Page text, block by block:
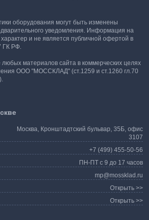
оборудования могут быть изменены
уведомления. Информация на
и не является публичной офертой в
ГК РФ.
материалов сайта в коммерческих целях
ООО "МОССКЛАД" (ст.1259 и ст.1260 гл.70
Москва, Кронштадтский бульвар, 35Б, офис
3107
+7 (499) 455-50-56
ПН-ПТ с 9 до 17 часов
mp@mossklad.ru
Открыть >>
Открыть >>